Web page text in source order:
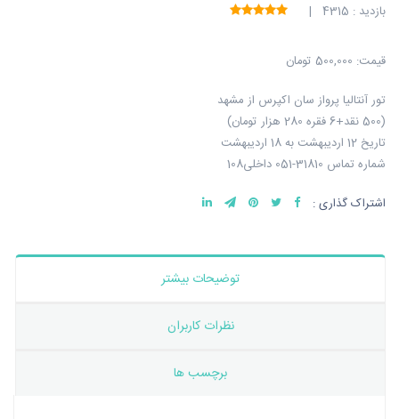
بازدید : 4315 |
قیمت: 500,000 تومان
تور آنتالیا پرواز سان اکپرس از مشهد
(500 نقد+6 فقره 280 هزار تومان)
تاریخ 12 اردیبهشت به 18 اردیبهشت
شماره تماس 31810-051 داخلی108
اشتراک گذاری :
توضیحات بیشتر
نظرات کاربران
برچسب ها